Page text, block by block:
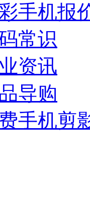
手机报
常识
资讯
导购
手机剪